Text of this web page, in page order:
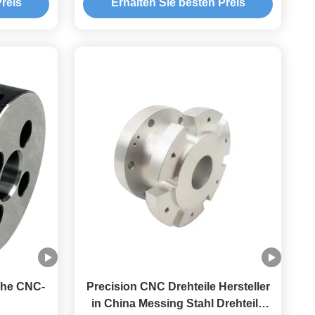
Erhalten Sie besten Preis
CNC-
Precision CNC Drehteile Hersteller
in China Messing Stahl Drehteile